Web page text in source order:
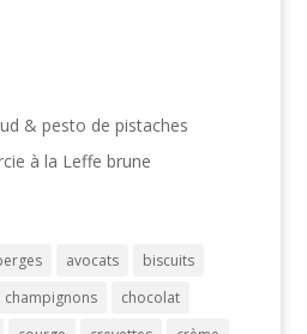
& pesto de pistaches
à la Leffe brune
avocats
biscuits
champignons
chocolat